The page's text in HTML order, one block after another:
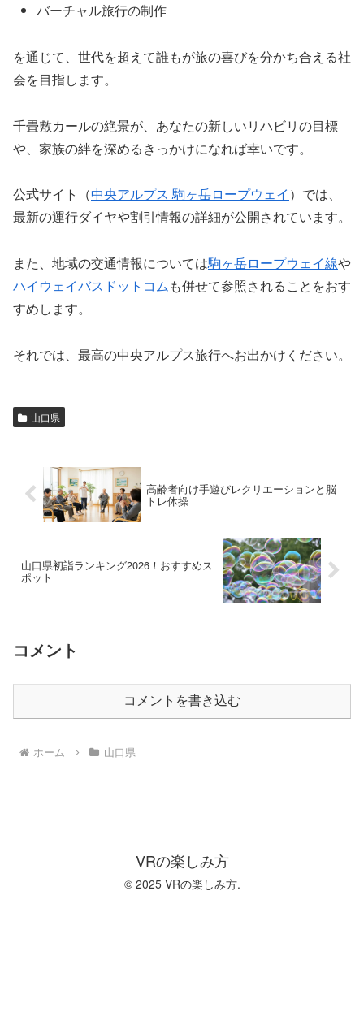
バーチャル旅行の制作
を通じて、世代を超えて誰もが旅の喜びを分かち合える社
会を目指します。
千畳敷カールの絶景が、あなたの新しいリハビリの目標
や、家族の絆を深めるきっかけになれば幸いです。
公式サイト（中央アルプス 駒ヶ岳ロープウェイ ）では、
最新の運行ダイヤや割引情報の詳細が公開されています。
また、地域の交通情報については駒ヶ岳ロープウェイ線や
ハイウェイバスドットコムも併せて参照されることをおす
すめします。
それでは、最高の中央アルプス旅行へお出かけください。
山口県
高齢者向け手遊びレクリエーションと脳
トレ体操
山口県初詣ランキング2026！おすすめス
ポット
コメント
コメントを書き込む
ホーム 山口県
VRの楽しみ方
© 2025 VRの楽しみ方.